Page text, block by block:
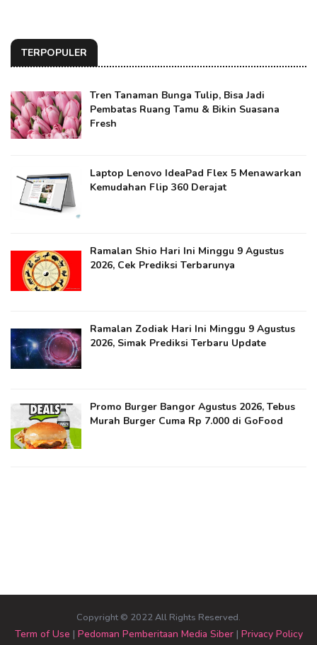
TERPOPULER
Tren Tanaman Bunga Tulip, Bisa Jadi
Pembatas Ruang Tamu & Bikin Suasana
Fresh
Laptop Lenovo IdeaPad Flex 5 Menawarkan
Kemudahan Flip 360 Derajat
Ramalan Shio Hari Ini Minggu 9 Agustus
2026, Cek Prediksi Terbarunya
Ramalan Zodiak Hari Ini Minggu 9 Agustus
2026, Simak Prediksi Terbaru Update
Promo Burger Bangor Agustus 2026, Tebus
Murah Burger Cuma Rp 7.000 di GoFood
Copyright © 2022 All Rights Reserved.
Term of Use | Pedoman Pemberitaan Media Siber| Privacy Policy